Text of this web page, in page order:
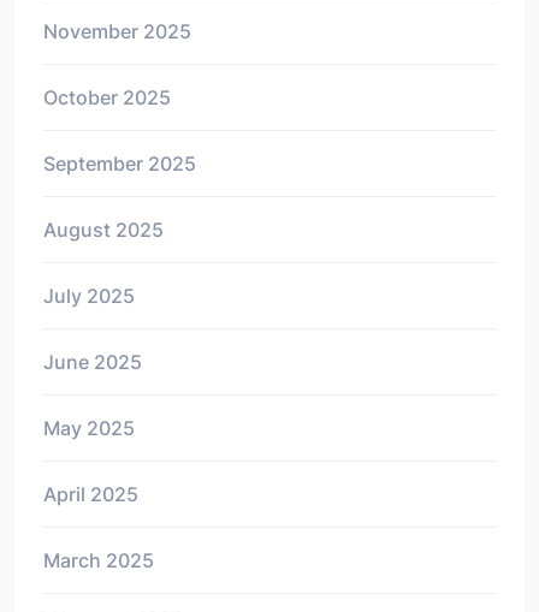
November 2025
October 2025
September 2025
August 2025
July 2025
June 2025
May 2025
April 2025
March 2025